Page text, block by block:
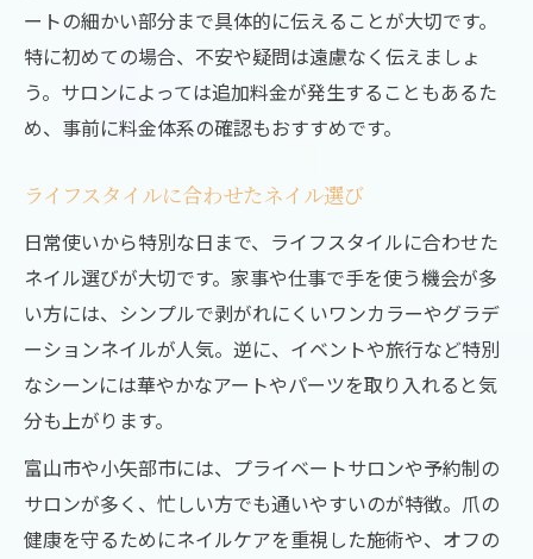
ートの細かい部分まで具体的に伝えることが大切です。
特に初めての場合、不安や疑問は遠慮なく伝えましょ
う。サロンによっては追加料金が発生することもあるた
め、事前に料金体系の確認もおすすめです。
ライフスタイルに合わせたネイル選び
日常使いから特別な日まで、ライフスタイルに合わせた
ネイル選びが大切です。家事や仕事で手を使う機会が多
い方には、シンプルで剥がれにくいワンカラーやグラデ
ーションネイルが人気。逆に、イベントや旅行など特別
なシーンには華やかなアートやパーツを取り入れると気
分も上がります。
富山市や小矢部市には、プライベートサロンや予約制の
サロンが多く、忙しい方でも通いやすいのが特徴。爪の
健康を守るためにネイルケアを重視した施術や、オフの